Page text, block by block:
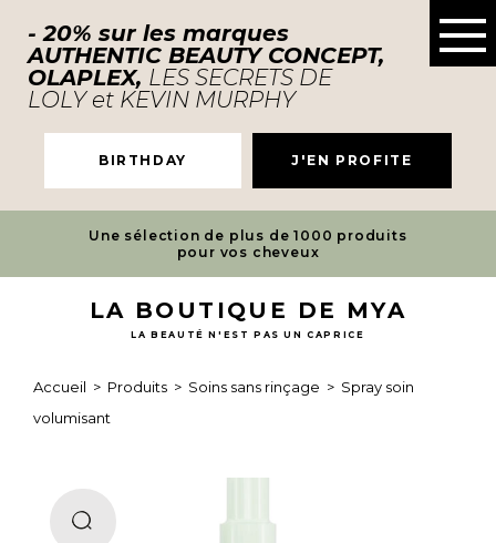
- 20% sur les marques
AUTHENTIC BEAUTY CONCEPT,
OLAPLEX, LES SECRETS DE
LOLY et KEVIN MURPHY
BIRTHDAY J'EN PROFITE
Une sélection de plus de 1000 produits
pour vos cheveux
LA BOUTIQUE DE MYA
LA BEAUTÉ N'EST PAS UN CAPRICE
Accueil > Produits > Soins sans rinçage > Spray soin
volumisant